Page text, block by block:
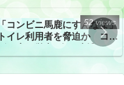
「コンビニ馬鹿にすんなよ」
トイレ利用者を脅迫か コン
52 views